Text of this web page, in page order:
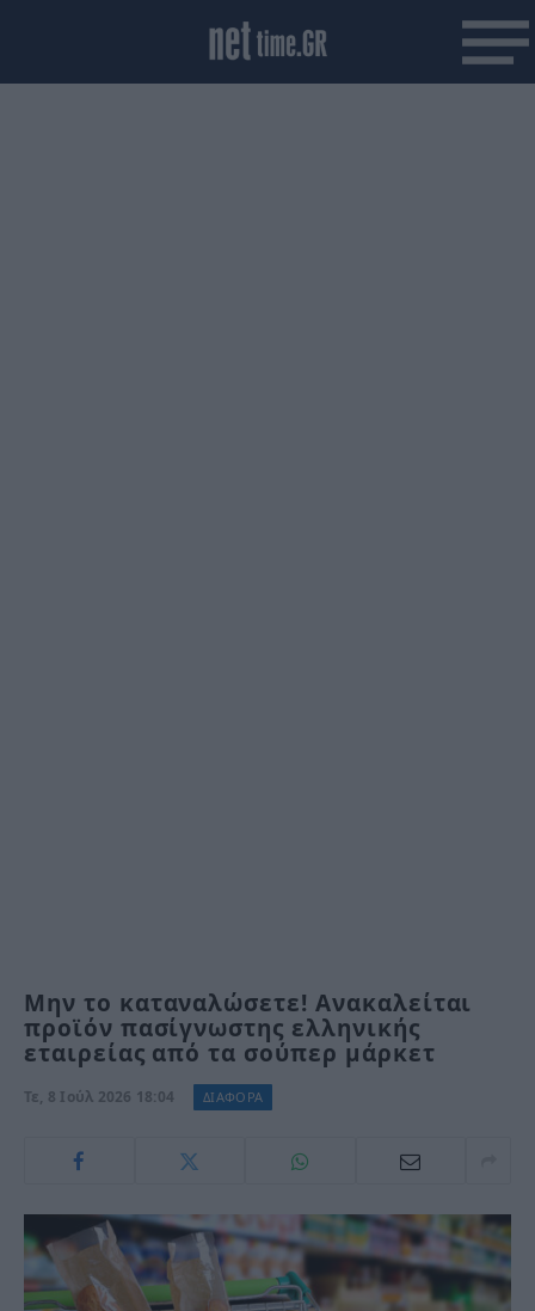
Μην το καταναλώσετε! Ανακαλείται
προϊόν πασίγνωστης ελληνικής
εταιρείας από τα σούπερ μάρκετ
Τε, 8 Ιούλ 2026 18:04 ΔΙΑΦΟΡΑ